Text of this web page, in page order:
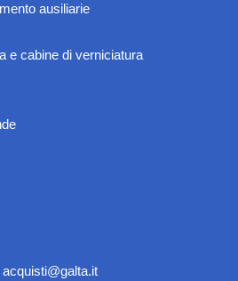
ausiliarie
e cabine di verniciatura
acquisti@galta.it